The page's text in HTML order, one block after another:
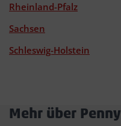
Rheinland-Pfalz
Sachsen
Schleswig-Holstein
Mehr über Penny